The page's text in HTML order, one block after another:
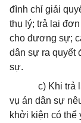
đình chỉ giải
thụ lý; trả lại
cho đương sự;
dân sự ra quyết
sự.
c) Khi trả
vụ án dân sự
khởi kiện có thể